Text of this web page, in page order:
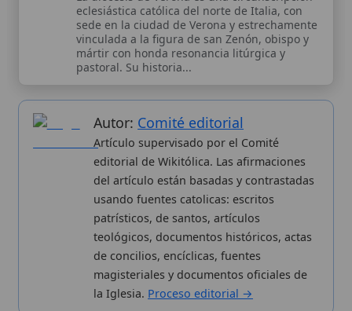
de concilios, encíclicas, fuentes
magisteriales y documentos oficiales de
la Iglesia. Proceso editorial →
histórico y litúrgico de la Iglesia Católica. Parte de la red formativa
deCurso Católico,Buscador CatólicoyCustodio Animae
analíticas anónimas. LicenciaCC BY-SA(texto). Editado en
Valencia, España.ISSN: 3101-7339. Bajo el patrocinio de San
Carlo Acutis.
Sobre nosotros
Proceso editorial
Datos abiertos
Estadísticas
Aviso legal
Política de privacidad
Categorias
Más visitados
Cambios recientes
Aplicaciones
Widgets para tu web
✦ SÍGUENOS EN